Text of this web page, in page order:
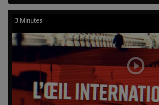
3 Minutes